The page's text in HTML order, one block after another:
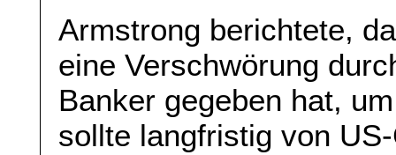
Armstrong berichtete,
eine Verschwörung
Banker gegeben hat,
sollte langfristig von